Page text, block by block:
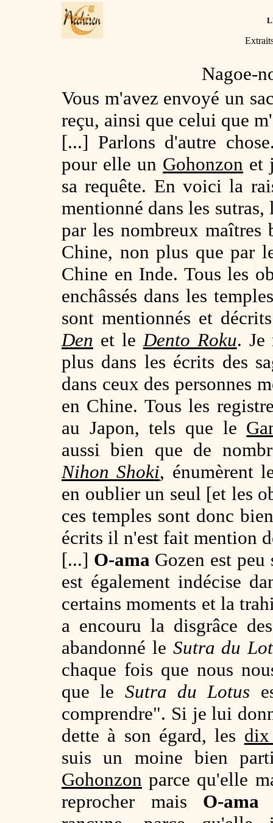
Nagoe-
Vous m'avez envoyé un
reçu, ainsi que celui que
[...] Parlons d'autre
pour elle un Gohonzon et
sa requête. En voici la
mentionné dans les sutras,
par les nombreux maîtres
Chine, non plus que par
Chine en Inde. Tous les
enchâssés dans les
sont mentionnés et
Den et leDento Roku. Je
plus dans les écrits des
dans ceux des personnes
en Chine. Tous les
au Japon, tels que le
aussi bien que de
Nihon Shoki, énumèrent
en oublier un seul [et les
ces temples sont donc
écrits il n'est fait mention
[...] O-ama Gozen est
est également indécise
certains moments et la
a encouru la disgrâce
abandonné le Sutra du
chaque fois que nous
que le Sutra du Lotus
comprendre". Si je lui
dette à son égard, les dix
suis un moine bien
Gohonzon parce qu'elle
reprocher mais O-ama